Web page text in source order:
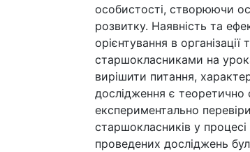
особистості, створюючи
розвитку. Наявність та
орієнтування в організації
старшокласниками на
вирішити питання,
дослідження є теоретично
експериментально
старшокласників у
проведених досліджень